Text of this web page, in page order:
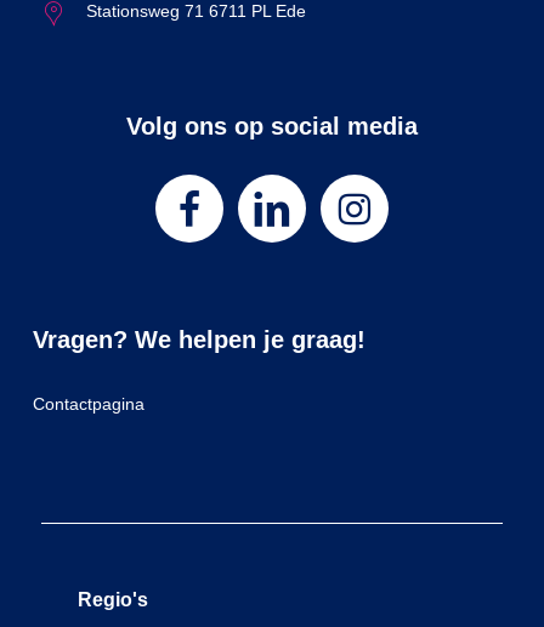
Stationsweg 71 6711 PL Ede
Volg ons op social media
Vragen? We helpen je graag!
Contactpagina
Regio's